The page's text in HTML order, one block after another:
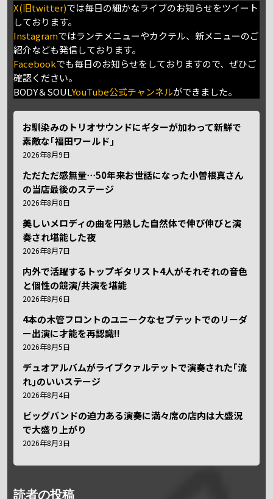
X(旧twitter)では毎日の細かなライブのお知らせをツイート
しております。
Instagramではランチメニューやカクテル、新メニューのご
紹介なども発信しております。
Facebookでも毎日のお知らせをしておりますので、ぜひご
確認ください。
BODY＆SOULYouTube公式チャンネルができました。
お馴染みのトリオサウンドにギターが加わって新鮮で
素敵な｢福田ワールド｣
2026年8月9日
ただただ感無量⋯50年来お世話になった小曽根真さん
の当店最後のステージ
2026年8月8日
美しいメロディの曲を円熟した自然体で伸び伸びと演
奏され堪能した夜
2026年8月7日
内外で活躍するトップギタリスト4人がそれぞれの音色
と個性の競演/共演を堪能
2026年8月6日
4本の木管フロントのユニークなセプテットでのリーダ
ー出演に才能を再認識!!
2026年8月5日
デュオアルバムがライブクァルテットで演奏された｢流
れ｣のいいステージ
2026年8月4日
ビッグバンドの迫力ある演奏に満々席の店内は大盛況
で大盛り上がり
2026年8月3日
読者の投稿